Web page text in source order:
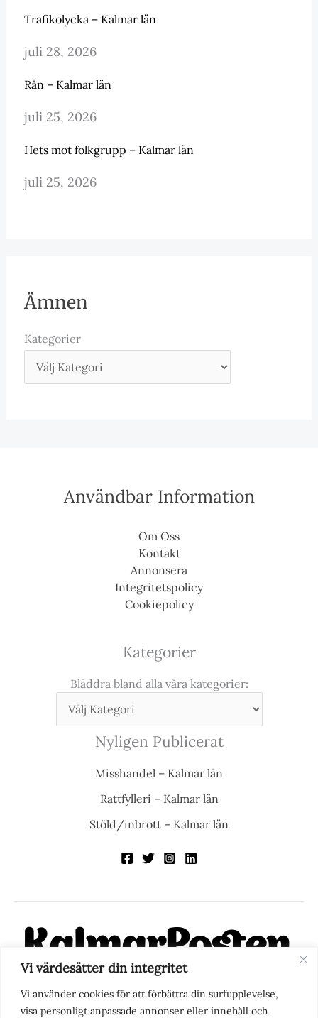
Vi värdesätter din integritet
Vi använder cookies för att förbättra din surfupplevelse,
visa personligt anpassade annonser eller innehåll och
Trafikolycka – Kalmar län
juli 28, 2026
Rån – Kalmar län
juli 25, 2026
Hets mot folkgrupp – Kalmar län
juli 25, 2026
Ämnen
Kategorier
Användbar Information
Om Oss
Kontakt
Annonsera
Integritetspolicy
Cookiepolicy
Kategorier
Bläddra bland alla våra kategorier:
Nyligen Publicerat
Misshandel – Kalmar län
Rattfylleri – Kalmar län
Stöld/inbrott – Kalmar län
KalmarPosten är en modern lokalnyhetstidning på nätet. Med
fokus på Kalmarregionen, men också med blick för det större
perspektivet, vill vi vara din självklara kanal för nyheter,